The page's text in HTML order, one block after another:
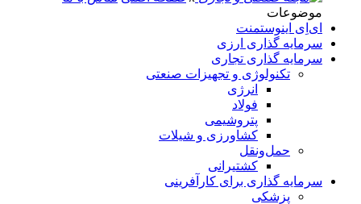
موضوعات
ای‌اِی اینوستمنت
سرمایه گذاری ارزی
سرمایه گذاری تجاری
تکنولوژی و تجهیزات صنعتی
انرژی
فولاد
پتروشیمی
کشاورزی و شیلات
حمل‌و‌نقل
کشتیرانی
سرمایه گذاری برای کارآفرینی
پزشکی